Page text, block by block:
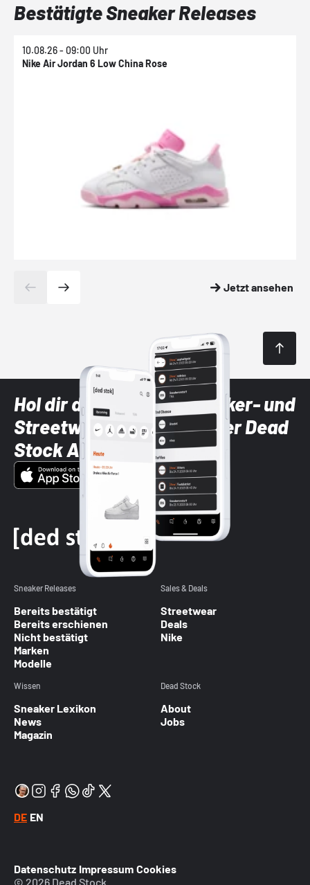
Bestätigte Sneaker Releases
10.08.26 - 09:00 Uhr
Nike Air Jordan 6 Low China Rose
Jetzt ansehen
Hol dir die neuesten Sneaker- und
Streetwear-Brands mit der Dead
Stock App
Sneaker Releases
Bereits bestätigt
Bereits erschienen
Nicht bestätigt
Marken
Modelle
Sales & Deals
Streetwear
Deals
Nike
Wissen
Sneaker Lexikon
News
Magazin
Dead Stock
About
Jobs
DE EN
Datenschutz Impressum Cookies
© 2026 Dead Stock